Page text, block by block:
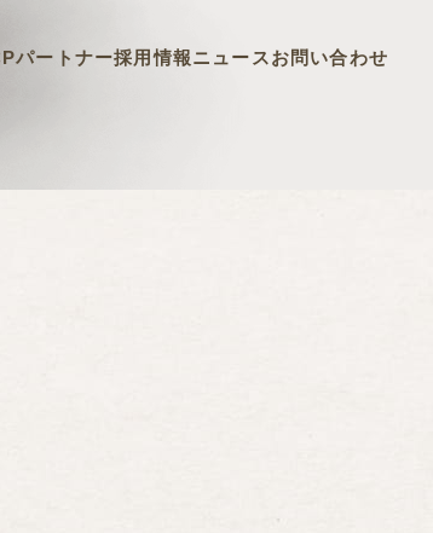
パートナー採用情報ニュースお問い合わせ